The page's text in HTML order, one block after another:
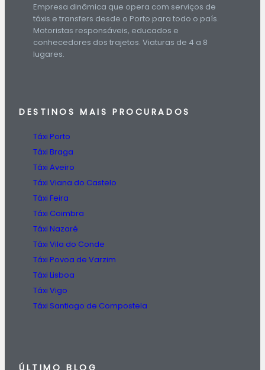
Empresa dinâmica que opera com serviços de
táxis e transfers desde o Porto para todo o país.
Motoristas responsáveis, educados e
conhecedores dos trajetos. Viaturas de 4 a 8
lugares.
DESTINOS MAIS PROCURADOS
Táxi Porto
Táxi Braga
Táxi Aveiro
Táxi Viana do Castelo
Táxi Feira
Táxi Coimbra
Táxi Nazaré
Táxi Vila do Conde
Táxi Povoa de Varzim
Táxi Lisboa
Táxi Vigo
Táxi Santiago de Compostela